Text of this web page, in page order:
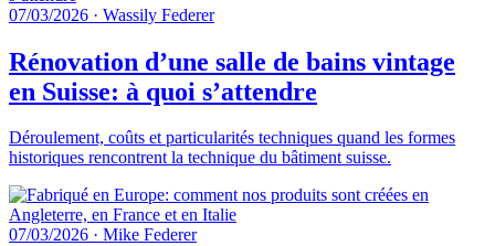
07/03/2026 · Wassily Federer
Rénovation d’une salle de bains vintage
en Suisse: à quoi s’attendre
Déroulement, coûts et particularités techniques quand les formes
historiques rencontrent la technique du bâtiment suisse.
07/03/2026 · Mike Federer